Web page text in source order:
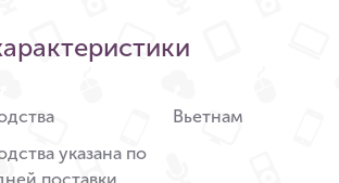
указана по
Вьетнам